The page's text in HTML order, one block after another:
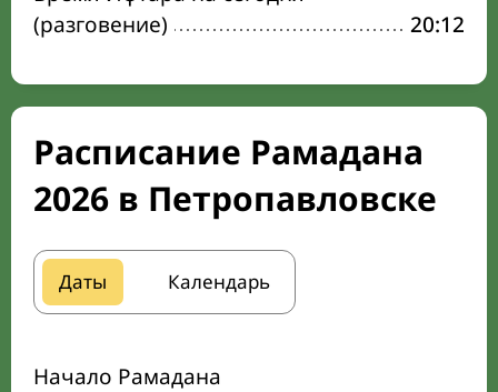
(разговение)
20:12
Расписание Рамадана
2026 в Петропавловске
Даты Календарь
Начало Рамадана